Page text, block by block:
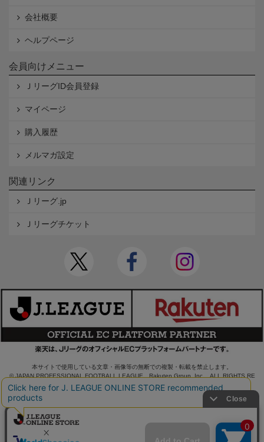
会社概要
ヘルプページ
会員向けメニュー
ＪリーグID会員登録
マイページ
購入履歴
メルマガ設定
関連リンク
Ｊリーグ.jp
Ｊリーグチケット
本サイトで使用している文章・画像等の無断での複製・転載を禁止します。
© JAPAN PROFESSIONAL FOOTBALL LEAGUE Rakuten Group, Inc. ALL RIGHTS RE
SERVED.